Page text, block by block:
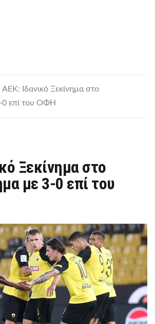
ΑΕΚ: Ιδανικό Ξεκίνημα στο
επί του ΟΦΗ
Ξεκίνημα στο
με 3-0 επί του